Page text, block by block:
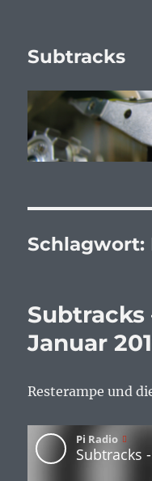
Subtracks
Schlagwort:
Subtracks
Januar
Resterampe und